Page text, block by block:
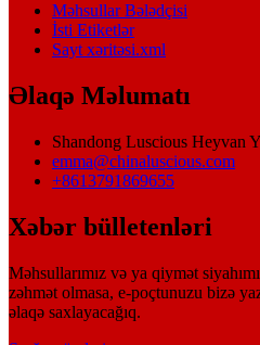
Məhsullar Bələdçisi
İsti Etiketlər
Sayt xəritəsi.xml
Əlaqə Məlumatı
Shandong Luscious Heyvan
emma@chinaluscious.com
+8613791869655
Xəbər bülletenləri
Məhsullarımız və ya qiymət
zəhmət olmasa, e-poçtunuzu bizə
əlaqə saxlayacağıq.